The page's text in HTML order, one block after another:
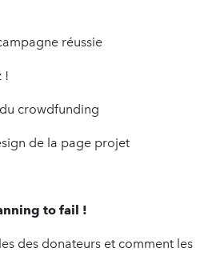
réussie
!
crowdfunding
de la page projet
to fail !
des donateurs et comment les